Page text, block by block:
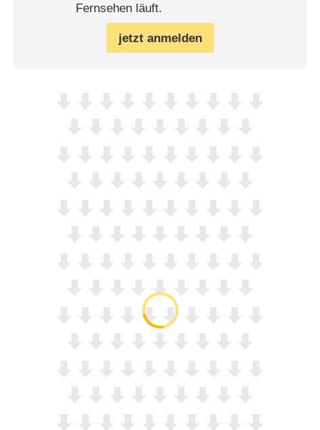
Fernsehen läuft.
jetzt anmelden